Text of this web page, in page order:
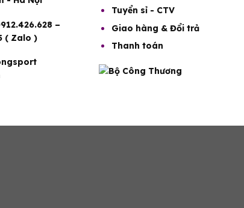
–
( Zalo )
Tuyển sỉ - CTV
Giao hàng & Đổi trả
Thanh toán